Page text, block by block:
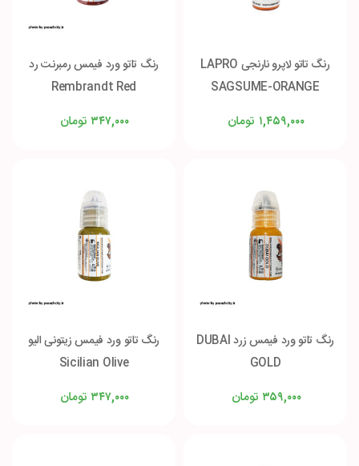
رنگ تاتو لاپرو نارنجی LAPRO
SAGSUME-ORANGE
تومان ۱,۴۵۹,۰۰۰
رنگ تاتو ورد فیمس رمبرنت رد
Rembrandt Red
تومان ۳۴۷,۰۰۰
رنگ تاتو ورد فیمس زرد DUBAI
GOLD
تومان ۳۵۹,۰۰۰
رنگ تاتو ورد فیمس زیتونی الیو
Sicilian Olive
تومان ۳۴۷,۰۰۰